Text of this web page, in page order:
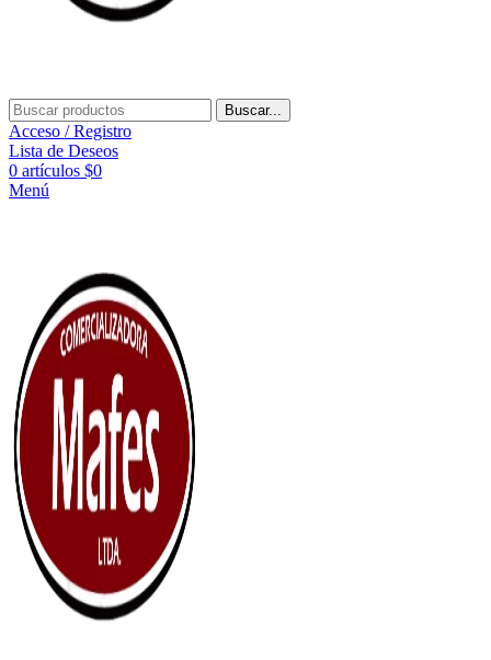
Buscar...
Acceso / Registro
Lista de Deseos
0 artículos $0
Menú